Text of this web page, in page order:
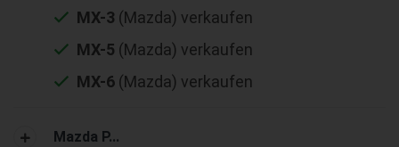
MX-3 (Mazda) verkaufen
MX-5 (Mazda) verkaufen
MX-6 (Mazda) verkaufen
Mazda P...